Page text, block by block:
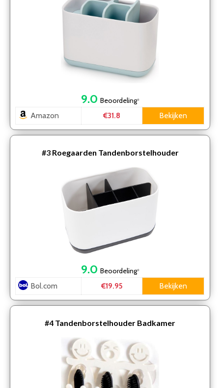
9.0 Beoordeling*
Amazon €31.8 Bekijken
#3 Roegaarden Tandenborstelhouder
9.0 Beoordeling*
Bol.com €19.95 Bekijken
#4 Tandenborstelhouder Badkamer